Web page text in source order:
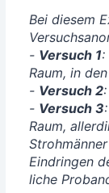
Bei die­sem
- Ver­such 1:
Raum, in
- Ver­such 2
- Ver­such 3
Raum,
Ein­drin­gen
li­che